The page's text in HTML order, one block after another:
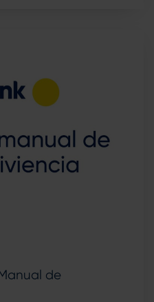
de